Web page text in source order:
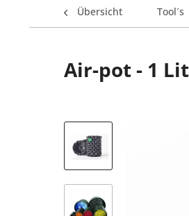
Übersicht Tool´s
Air-pot - 1